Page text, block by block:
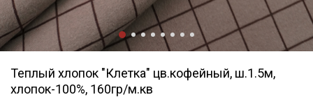
Теплый хлопок "Клетка" цв.кофейный, ш.1.5м,
хлопок-100%, 160гр/м.кв